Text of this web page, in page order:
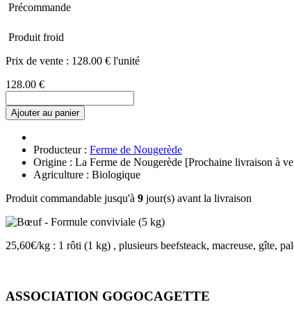
Précommande
Produit froid
Prix de vente : 128.00 € l'unité
128.00 €
Ajouter au panier
Producteur : Ferme de Nougerède
Origine : La Ferme de Nougerède [Prochaine livraison à
Agriculture : Biologique
Produit commandable jusqu'à 9 jour(s) avant la livraison
25,60€/kg : 1 rôti (1 kg) , plusieurs beefsteack, macreuse, gîte,
ASSOCIATION GOGOCAGETTE